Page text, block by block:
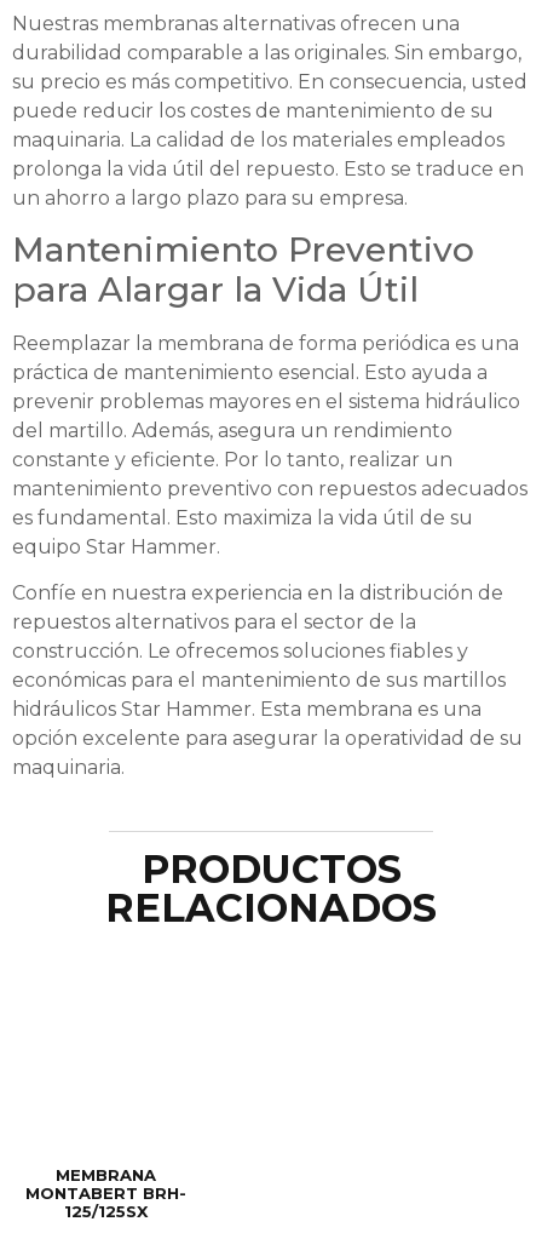
Nuestras membranas alternativas ofrecen una
durabilidad comparable a las originales. Sin embargo,
su precio es más competitivo. En consecuencia, usted
puede reducir los costes de mantenimiento de su
maquinaria. La calidad de los materiales empleados
prolonga la vida útil del repuesto. Esto se traduce en
un ahorro a largo plazo para su empresa.
Mantenimiento Preventivo
para Alargar la Vida Útil
Reemplazar la membrana de forma periódica es una
práctica de mantenimiento esencial. Esto ayuda a
prevenir problemas mayores en el sistema hidráulico
del martillo. Además, asegura un rendimiento
constante y eficiente. Por lo tanto, realizar un
mantenimiento preventivo con repuestos adecuados
es fundamental. Esto maximiza la vida útil de su
equipo Star Hammer.
Confíe en nuestra experiencia en la distribución de
repuestos alternativos para el sector de la
construcción. Le ofrecemos soluciones fiables y
económicas para el mantenimiento de sus martillos
hidráulicos Star Hammer. Esta membrana es una
opción excelente para asegurar la operatividad de su
maquinaria.
PRODUCTOS
RELACIONADOS
MEMBRANA
MONTABERT BRH-
125/125SX